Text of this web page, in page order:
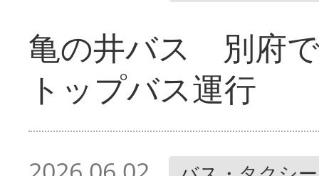
亀の井バス 別府
トップバス運行